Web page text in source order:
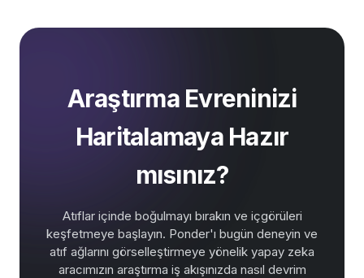
Araştırma Evreninizi
Haritalamaya Hazır
mısınız?
Atıflar içinde boğulmayı bırakın ve içgörüleri
keşfetmeye başlayın. Ponder'ı bugün deneyin ve
atıf ağlarını görselleştirmeye yönelik yapay zeka
aracımızın araştırma iş akışınızda nasıl devrim